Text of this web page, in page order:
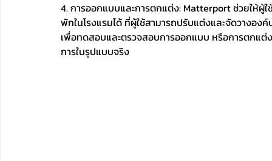
4. การออกแบบและการตกแต่ง: Matterport ช่วยให้
พักในโรงแรมได้ ที่ผู้ใช้สามารถปรับแต่งและจัดวางอง
เพื่อทดสอบและตรวจสอบการออกแบบ หรือการตกแ
การในรูปแบบจริง